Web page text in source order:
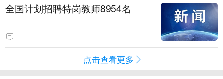
全国计划招聘特岗教师8954名
点击查看更多